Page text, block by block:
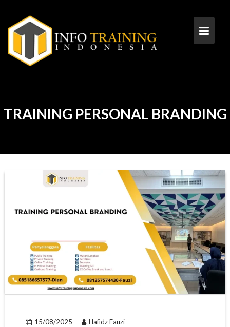
content
TRAINING PERSONAL BRANDING
15/08/2025 Hafidz Fauzi